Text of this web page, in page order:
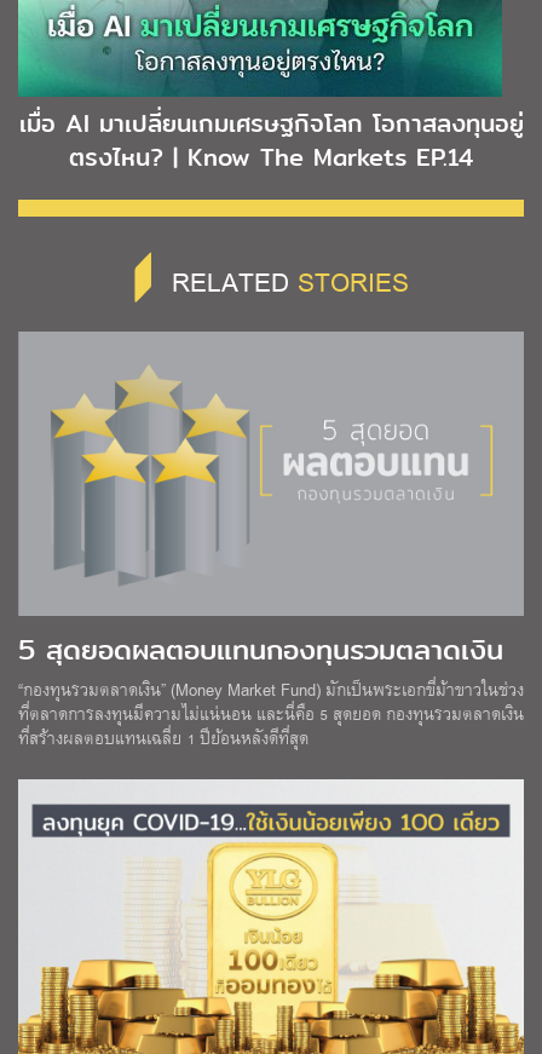
เมื่อ AI มาเปลี่ยนเกมเศรษฐกิจโลก โอกาสลงทุนอยู่
ตรงไหน? | Know The Markets EP.14
RELATED STORIES
5 สุดยอดผลตอบแทนกองทุนรวมตลาดเงิน
“กองทุนรวมตลาดเงิน” (Money Market Fund) มักเป็นพระเอกขี่ม้าขาวในช่วง
ที่ตลาดการลงทุนมีความไม่แน่นอน และนี่คือ 5 สุดยอด กองทุนรวมตลาดเงิน
ที่สร้างผลตอบแทนเฉลี่ย 1 ปีย้อนหลังดีที่สุด